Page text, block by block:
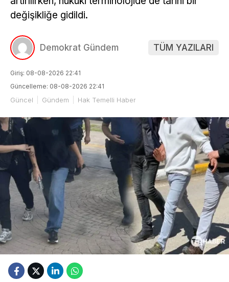
değişikliğe gidildi.
Demokrat Gündem TÜM YAZILARI
Giriş: 08-08-2026 22:41
Güncelleme: 08-08-2026 22:41
Güncel Gündem Hak Temelli Haber